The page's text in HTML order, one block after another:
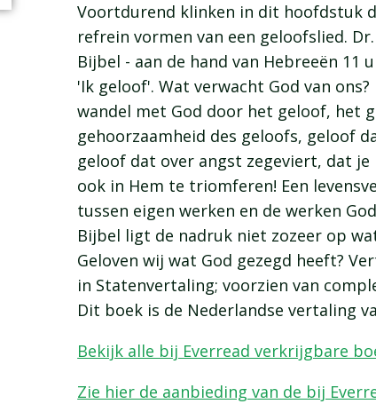
Voortdurend klinken in dit hoofdstuk
refrein vormen van een geloofslied.
Bijbel - aan de hand van Hebreeën
'Ik geloof'. Wat verwacht God van
wandel met God door het geloof, het
gehoorzaamheid des geloofs, geloof
geloof dat over angst zegeviert, dat
ook in Hem te triomferen! Een
tussen eigen werken en de werken
Bijbel ligt de nadruk niet zozeer op
Geloven wij wat God gezegd heeft?
in Statenvertaling; voorzien van
Dit boek is de Nederlandse vertaling
Bekijk alle bij Everread verkrijgbare
Zie hier de aanbieding van de bij